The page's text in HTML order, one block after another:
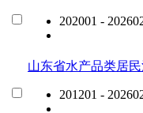
202001 -
山东省水产品类居
201201 -